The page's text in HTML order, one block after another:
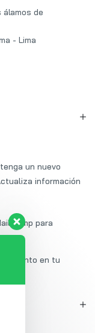
álamos de
- Lima
un nuevo
información
para
en tu